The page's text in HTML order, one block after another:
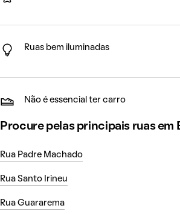
Ruas bem iluminadas
Não é essencial ter carro
Procure pelas principais ruas em
Rua Padre Machado
Rua Santo Irineu
Rua Guararema